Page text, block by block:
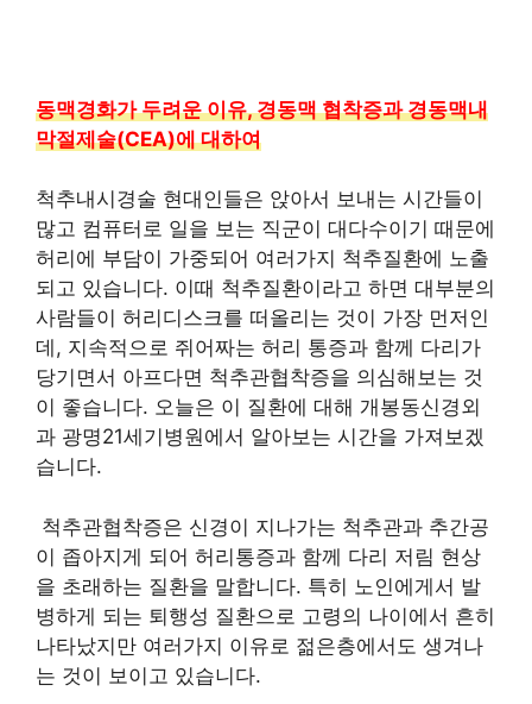
동맥경화가 두려운 이유, 경동맥 협착증과 경동맥내
막절제술(CEA)에 대하여
척추내시경술 현대인들은 앉아서 보내는 시간들이
많고 컴퓨터로 일을 보는 직군이 대다수이기 때문에
허리에 부담이 가중되어 여러가지 척추질환에 노출
되고 있습니다. 이때 척추질환이라고 하면 대부분의
사람들이 허리디스크를 떠올리는 것이 가장 먼저인
데, 지속적으로 쥐어짜는 허리 통증과 함께 다리가
당기면서 아프다면 척추관협착증을 의심해보는 것
이 좋습니다. 오늘은 이 질환에 대해 개봉동신경외
과 광명21세기병원에서 알아보는 시간을 가져보겠
습니다.
​ 척추관협착증은 신경이 지나가는 척추관과 추간공
이 좁아지게 되어 허리통증과 함께 다리 저림 현상
을 초래하는 질환을 말합니다. 특히 노인에게서 발
병하게 되는 퇴행성 질환으로 고령의 나이에서 흔히
나타났지만 여러가지 이유로 젊은층에서도 생겨나
는 것이 보이고 있습니다.